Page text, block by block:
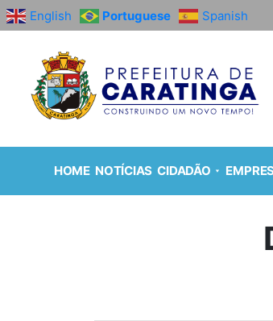
English Portuguese Spanish
HOME NOTÍCIAS CIDADÃO